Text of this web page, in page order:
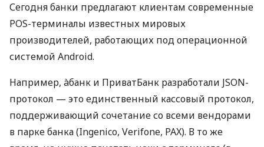
Сегодня банки предлагают клиентам современные
POS-терминалы известных мировых
производителей, работающих под операционной
системой Android.
Например, àбанк и ПриватБанк разработали JSON-
протокол — это единственный кассовый протокол,
поддерживающий сочетание со всеми вендорами
в парке банка (Ingenico, Verifone, PAX). В то же